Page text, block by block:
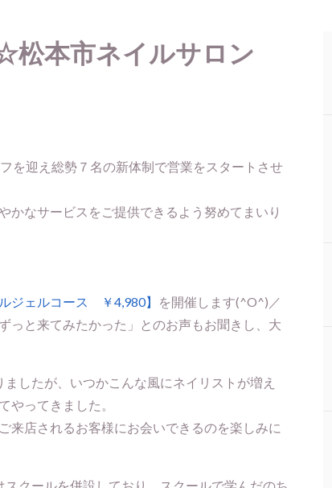
松本市ネイルサロン
を迎え総勢７名の新体制で営業をスタートさせ
かなサービスをご提供できるよう努めてまいり
ジェルコース ￥4,980】
を開催します(^O^)／
っと来てみたかった」とのお声もお聞きし、大
したが、いつかこんな風にネイリストが増え
やってきました。
来店されるお客様にお会いできるのを楽しみに